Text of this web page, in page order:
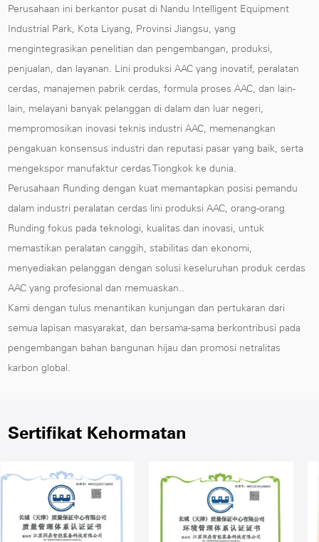
Perusahaan ini berkantor pusat di Nandu Intelligent Equipment
Industrial Park, Kota Liyang, Provinsi Jiangsu, yang
mengintegrasikan penelitian dan pengembangan, produksi,
penjualan, dan layanan. Lini produksi AAC yang inovatif, peralatan
cerdas, manajemen pabrik cerdas, formula proses AAC, dan lain-
lain, melayani banyak pelanggan di dalam dan luar negeri,
mempromosikan inovasi teknis industri AAC, memenangkan
pengakuan konsensus industri dan reputasi pasar yang baik, serta
mengekspor manufaktur cerdas Tiongkok ke dunia.
Perusahaan Runding dengan kuat memantapkan posisi pemandu
dalam industri peralatan cerdas lini produksi AAC, orang-orang
Runding fokus pada teknologi, kualitas dan inovasi, untuk
memastikan peralatan canggih, stabilitas dan ekonomi,
menyediakan pelanggan dengan solusi keseluruhan produk cerdas
AAC yang profesional dan memuaskan..
Kami dengan tulus menantikan kunjungan dan pertukaran dari
semua lapisan masyarakat, dan bersama-sama berkontribusi pada
pengembangan bahan bangunan hijau dan promosi netralitas
karbon global.
Sertifikat Kehormatan